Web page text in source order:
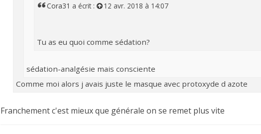
Cora31 a écrit : 12 avr. 2018 à 14:07
Tu as eu quoi comme sédation?
sédation-analgésie mais consciente
Comme moi alors j avais juste le masque avec protoxyde d azote
Franchement c'est mieux que générale on se remet plus vite